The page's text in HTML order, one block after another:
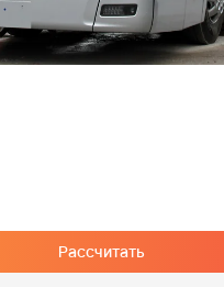
Рассчитать